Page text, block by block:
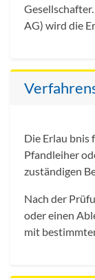
AG) wird die
Die Erlau bnis
Pfandleiher
zuständigen
Nach der
oder einen
mit